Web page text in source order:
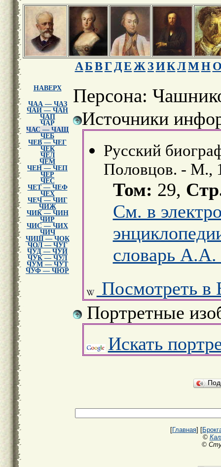
АБВГ ДЕ Ж ЗИКЛМН
НАВЕРХ
ЧАА — ЧАЗ
ЧАИ — ЧАН
ЧАП
ЧАР
ЧАС — ЧАЩ
ЧЕБ
ЧЕВ — ЧЕГ
ЧЕК
ЧЕЛ
ЧЕМ
ЧЕН — ЧЕП
ЧЕР
ЧЕС
ЧЕТ — ЧЕФ
ЧЕХ
ЧЕЧ — ЧИГ
ЧИЖ
ЧИК — ЧИН
ЧИР
ЧИС — ЧИХ
ЧИЧ
ЧИШ — ЧОК
ЧОЛ — ЧУГ
ЧУД — ЧУИ
ЧУК — ЧУЛ
ЧУМ — ЧУТ
ЧУФ — ЧЮР
Персона:
Источники
Русский
Половцов. - М.,
Том: 29,
См. в
словарь
Посмотреть в
Портретные
Искать
[Главная] [
©
©